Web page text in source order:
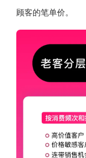
顾客的笔单价。